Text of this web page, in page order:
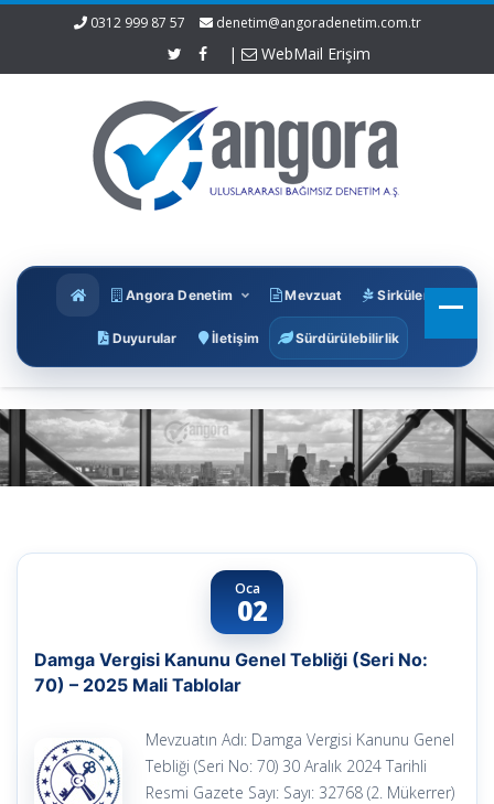
0312 999 87 57 denetim@angoradenetim.com.tr
| WebMail Erişim
Angora Denetim Mevzuat Sirküler
Duyurular İletişim Sürdürülebilirlik
Oca
02
Damga Vergisi Kanunu Genel Tebliği (Seri No:
70) – 2025 Mali Tablolar
Mevzuatın Adı: Damga Vergisi Kanunu Genel
Tebliği (Seri No: 70) 30 Aralık 2024 Tarihli
Resmi Gazete Sayı: Sayı: 32768 (2. Mükerrer)